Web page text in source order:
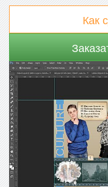
Как